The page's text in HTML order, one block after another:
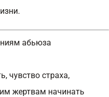
абьюза
чувство страха,
жертвам начинать